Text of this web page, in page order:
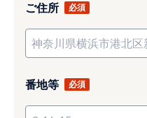
ご住所
番地等